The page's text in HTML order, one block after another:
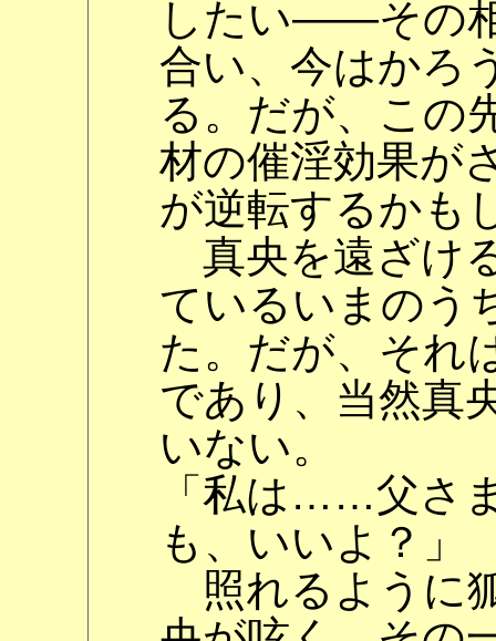
したい――その
合い、今はかろ
る。だが、こ
材の催淫効果が
が逆転するかも
真央を遠ざけ
ているいまのう
た。だが、それ
であり、当然真
いない。
「私は……父さ
も、いいよ？」
照れるように